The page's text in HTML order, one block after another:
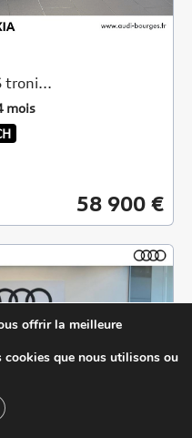
troni...
mois
58 900 €
offrir la meilleure
cookies que nous utilisons ou
GDPR Cookie Banner